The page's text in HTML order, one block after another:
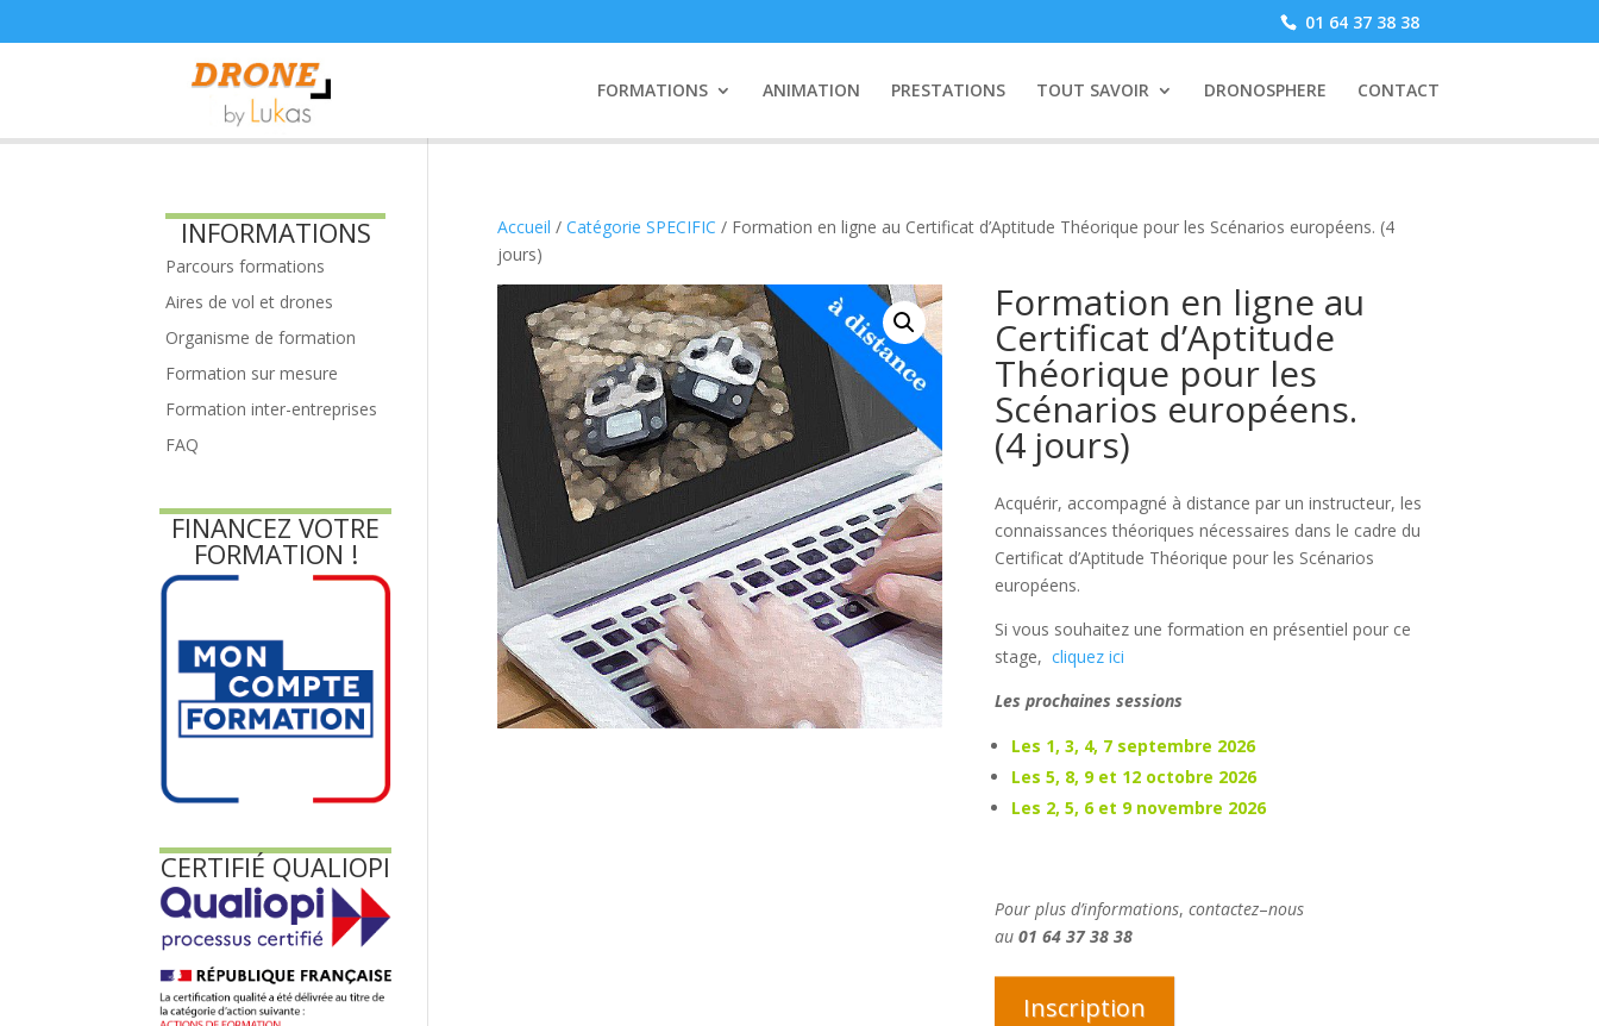
01 64 37 38 38
FORMATIONS ANIMATION PRESTATIONS TOUT SAVOIR DRONOSPHERE CONTACT
Accueil / Catégorie SPECIFIC / Formation en ligne au Certificat d’Aptitude Théorique pour les Scénarios européens. (4
jours)
Formation en ligne au
Certificat d’Aptitude
Théorique pour les
Scénarios européens.
(4 jours)
Acquérir, accompagné à distance par un instructeur, les
connaissances théoriques nécessaires dans le cadre du
Certificat d’Aptitude Théorique pour les Scénarios
européens.
Si vous souhaitez une formation en présentiel pour ce
stage, cliquez ici
Les prochaines sessions
Les 1, 3, 4, 7 septembre 2026
Les 5, 8, 9 et 12 octobre 2026
Les 2, 5, 6 et 9 novembre 2026
Pour plus d’informations, contactez–nous
au 01 64 37 38 38
Inscription
INFORMATIONS
Parcours formations
Aires de vol et drones
Organisme de formation
Formation sur mesure
Formation inter-entreprises
FAQ
FINANCEZ VOTRE
FORMATION !
CERTIFIÉ QUALIOPI